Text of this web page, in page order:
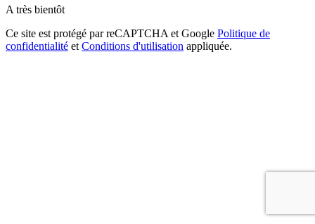
A très bientôt
Ce site est protégé par reCAPTCHA et Google Politique de
confidentialité et Conditions d'utilisation appliquée.